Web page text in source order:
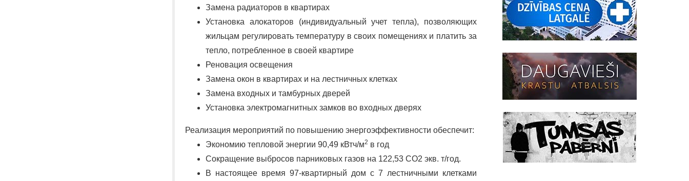
Замена радиаторов в квартирах
Установка алокаторов (индивидуальный учет тепла), позволяющих
жильцам регулировать температуру в своих помещениях и платить за
тепло, потребленное в своей квартире
Реновация освещения
Замена окон в квартирах и на лестничных клетках
Замена входных и тамбурных дверей
Установка электромагнитных замков во входных дверях
Реализация мероприятий по повышению энергоэффективности обеспечит:
Экономию тепловой энергии 90,49 кВтч/м2 в год
Сокращение выбросов парниковых газов на 122,53 CO2 экв. т/год.
В настоящее время 97-квартирный дом с 7 лестничными клетками